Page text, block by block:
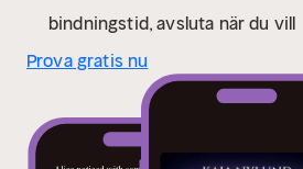
bindningstid, avsluta när du vill
Prova gratis nu